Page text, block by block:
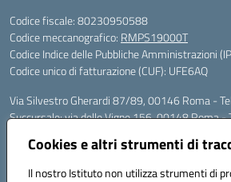
Cookies e altri strumenti di
Il nostro Istituto non utilizza strumenti di
Codice fiscale: 80230950588
Codice meccanografico: RMPS19000T
Codice Indice delle Pubbliche Amministrazioni
Codice unico di fatturazione (CUF): UFE6AQ
Via Silvestro Gherardi 87/89, 00146 Roma -
Succursale: via delle Vigne 156, 00148 Roma -
Mail: rmps19000t@istruzione.it - PEC:
Per contatti con il Dirigente Scolastico,